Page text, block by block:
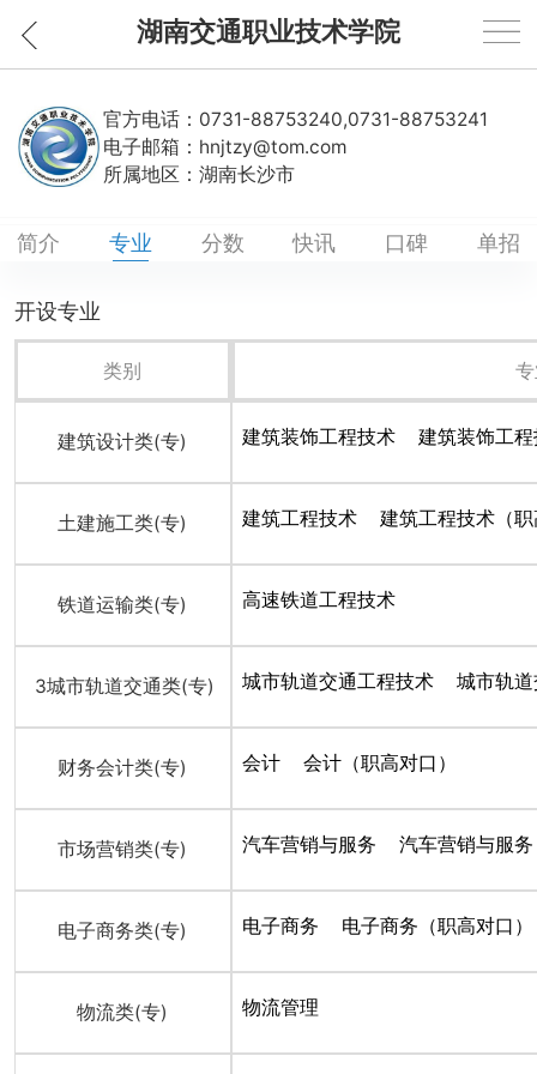
湖南交通职业技术学院
官方电话： 0731-88753240,0731-88753241
电子邮箱： hnjtzy@tom.com
所属地区： 湖南长沙市
简介 专业 分数 快讯 口碑 单招
开设专业
类别
建筑设计类(专) 建筑装饰工程技术 建筑装饰工
土建施工类(专) 建筑工程技术 建筑工程技术（
铁道运输类(专) 高速铁道工程技术
3城市轨道交通类(专) 城市轨道交通工程技术 城市轨
财务会计类(专) 会计 会计（职高对口）
市场营销类(专) 汽车营销与服务 汽车营销与服
电子商务类(专) 电子商务 电子商务（职高对口）
物流类(专) 物流管理